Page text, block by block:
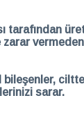
tarafından
bileşenler,
sarar.